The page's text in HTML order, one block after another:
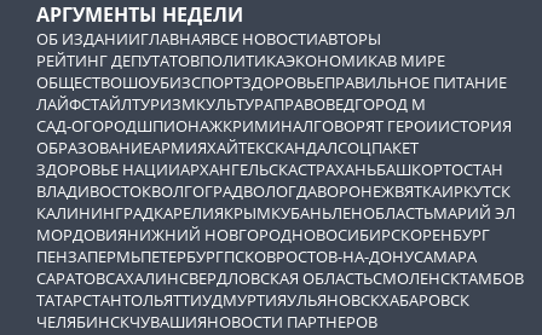
АРГУМЕНТЫ НЕДЕЛИ
ОБ ИЗДАНИИГЛАВНАЯВСЕ НОВОСТИАВТОРЫ
РЕЙТИНГ ДЕПУТАТОВПОЛИТИКАЭКОНОМИКАВ МИРЕ
ОБЩЕСТВОШОУБИЗСПОРТЗДОРОВЬЕПРАВИЛЬНОЕ ПИТАНИЕ
ЛАЙФСТАЙЛТУРИЗМКУЛЬТУРАПРАВОВЕДГОРОД М
САД-ОГОРОДШПИОНАЖКРИМИНАЛГОВОРЯТ ГЕРОИИСТОРИЯ
ОБРАЗОВАНИЕАРМИЯХАЙТЕКСКАНДАЛСОЦПАКЕТ
ЗДОРОВЬЕ НАЦИИАРХАНГЕЛЬСКАСТРАХАНЬБАШКОРТОСТАН
ВЛАДИВОСТОКВОЛГОГРАДВОЛОГДАВОРОНЕЖВЯТКАИРКУТСК
КАЛИНИНГРАДКАРЕЛИЯКРЫМКУБАНЬЛЕНОБЛАСТЬМАРИЙ ЭЛ
МОРДОВИЯНИЖНИЙ НОВГОРОДНОВОСИБИРСКОРЕНБУРГ
ПЕНЗАПЕРМЬПЕТЕРБУРГПСКОВРОСТОВ-НА-ДОНУСАМАРА
САРАТОВСАХАЛИНСВЕРДЛОВСКАЯ ОБЛАСТЬСМОЛЕНСКТАМБОВ
ТАТАРСТАНТОЛЬЯТТИУДМУРТИЯУЛЬЯНОВСКХАБАРОВСК
ЧЕЛЯБИНСКЧУВАШИЯНОВОСТИ ПАРТНЕРОВ